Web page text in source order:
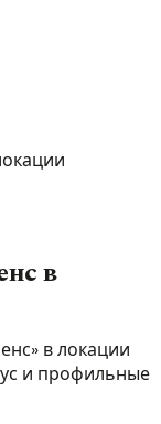
в
в локации
и профильные